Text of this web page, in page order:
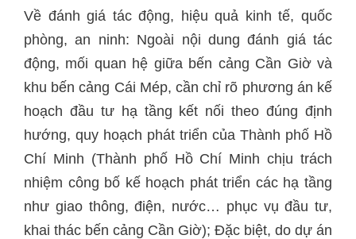
Về đánh giá tác động, hiệu quả kinh tế, quốc
phòng, an ninh: Ngoài nội dung đánh giá tác
động, mối quan hệ giữa bến cảng Cần Giờ và
khu bến cảng Cái Mép, cần chỉ rõ phương án kế
hoạch đầu tư hạ tầng kết nối theo đúng định
hướng, quy hoạch phát triển của Thành phố Hồ
Chí Minh (Thành phố Hồ Chí Minh chịu trách
nhiệm công bố kế hoạch phát triển các hạ tầng
như giao thông, điện, nước… phục vụ đầu tư,
khai thác bến cảng Cần Giờ); Đặc biệt, do dự án